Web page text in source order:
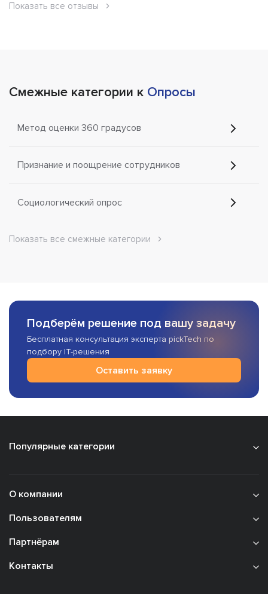
Показать все отзывы
Смежные категории к Опросы
Метод оценки 360 градусов
Признание и поощрение сотрудников
Социологический опрос
Показать все смежные категории
Подберём решение под вашу задачу
Бесплатная консультация эксперта pickTech по
подбору IT-решения
Оставить заявку
Популярные категории
О компании
Пользователям
Партнёрам
Контакты